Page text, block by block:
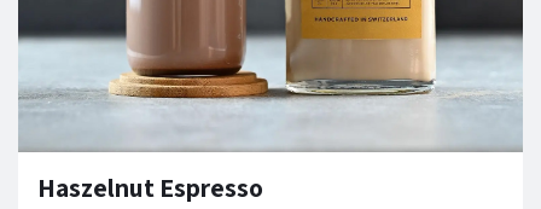
Haszelnut Espresso